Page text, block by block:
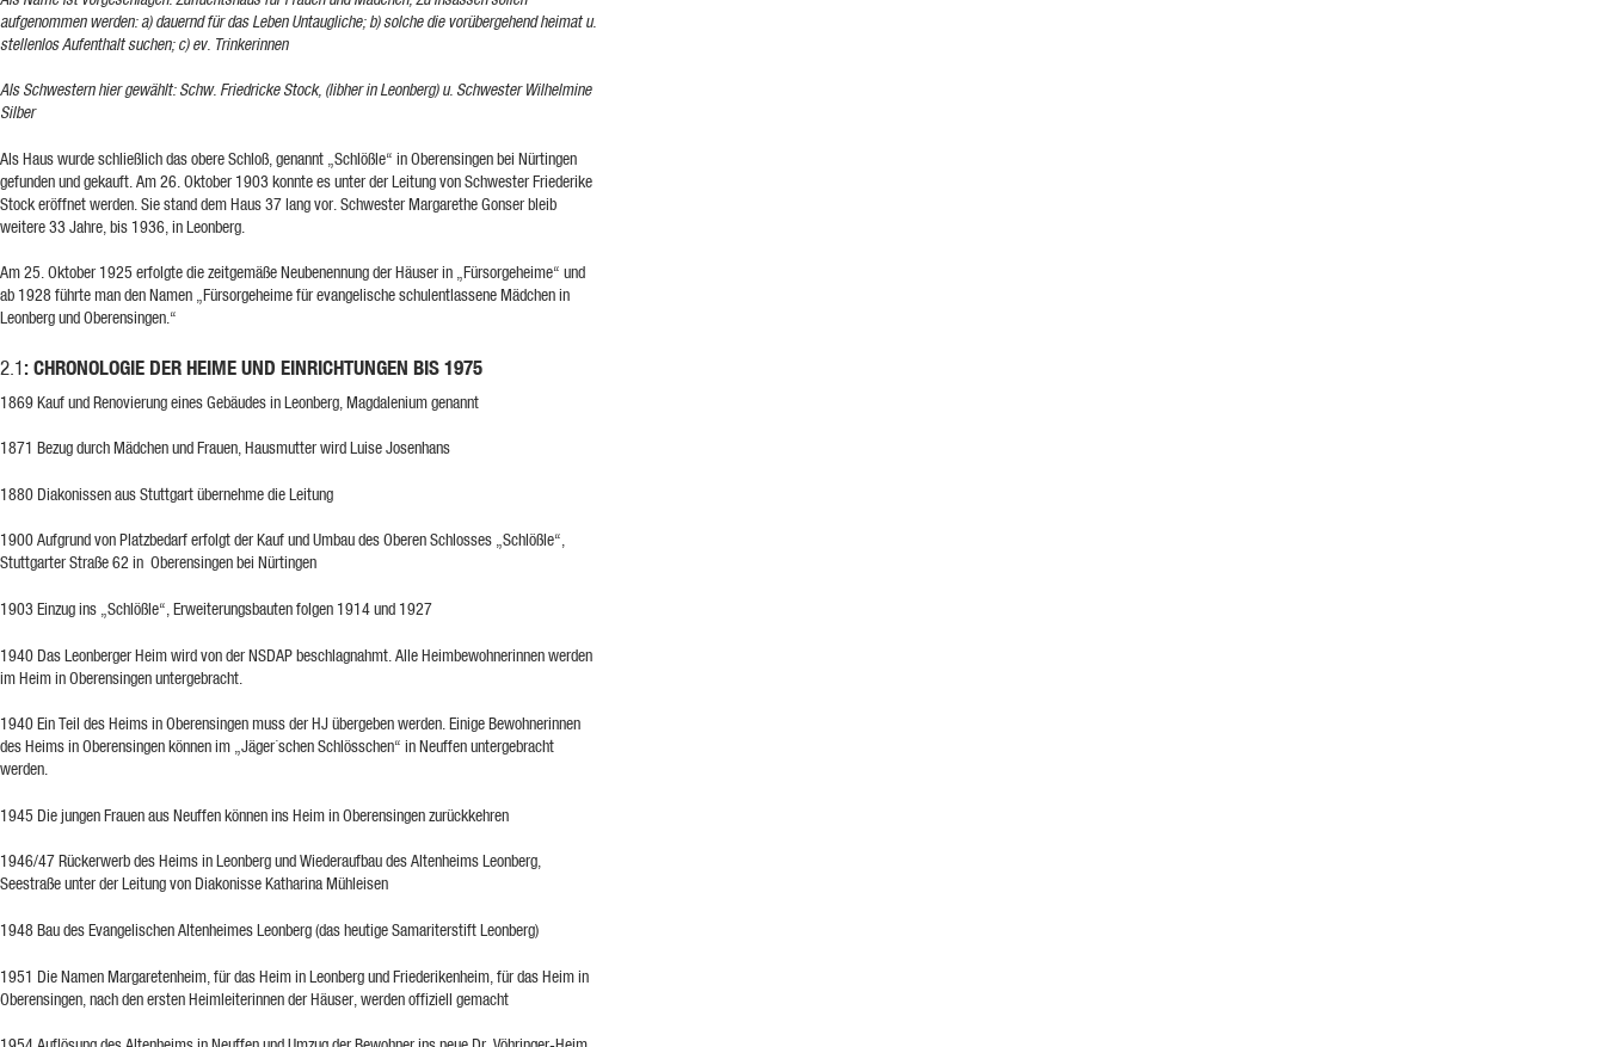
aufgenommen werden: a) dauernd für das Leben Untaugliche; b) solche die vorübergehend heimat u.
stellenlos Aufenthalt suchen; c) ev. Trinkerinnen
Als Schwestern hier gewählt: Schw. Friedricke Stock, (libher in Leonberg) u. Schwester Wilhelmine
Silber
Als Haus wurde schließlich das obere Schloß, genannt „Schlößle“ in Oberensingen bei Nürtingen
gefunden und gekauft. Am 26. Oktober 1903 konnte es unter der Leitung von Schwester Friederike
Stock eröffnet werden. Sie stand dem Haus 37 lang vor. Schwester Margarethe Gonser bleib
weitere 33 Jahre, bis 1936, in Leonberg.
Am 25. Oktober 1925 erfolgte die zeitgemäße Neubenennung der Häuser in „Fürsorgeheime“ und
ab 1928 führte man den Namen „Fürsorgeheime für evangelische schulentlassene Mädchen in
Leonberg und Oberensingen.“
2.1: CHRONOLOGIE DER HEIME UND EINRICHTUNGEN BIS 1975
1869 Kauf und Renovierung eines Gebäudes in Leonberg, Magdalenium genannt
1871 Bezug durch Mädchen und Frauen, Hausmutter wird Luise Josenhans
1880 Diakonissen aus Stuttgart übernehme die Leitung
1900 Aufgrund von Platzbedarf erfolgt der Kauf und Umbau des Oberen Schlosses „Schlößle“,
Stuttgarter Straße 62 in Oberensingen bei Nürtingen
1903 Einzug ins „Schlößle“, Erweiterungsbauten folgen 1914 und 1927
1940 Das Leonberger Heim wird von der NSDAP beschlagnahmt. Alle Heimbewohnerinnen werden
im Heim in Oberensingen untergebracht.
1940 Ein Teil des Heims in Oberensingen muss der HJ übergeben werden. Einige Bewohnerinnen
des Heims in Oberensingen können im „Jäger´schen Schlösschen“ in Neuffen untergebracht
werden.
1945 Die jungen Frauen aus Neuffen können ins Heim in Oberensingen zurückkehren
1946/47 Rückerwerb des Heims in Leonberg und Wiederaufbau des Altenheims Leonberg,
Seestraße unter der Leitung von Diakonisse Katharina Mühleisen
1948 Bau des Evangelischen Altenheimes Leonberg (das heutige Samariterstift Leonberg)
1951 Die Namen Margaretenheim, für das Heim in Leonberg und Friederikenheim, für das Heim in
Oberensingen, nach den ersten Heimleiterinnen der Häuser, werden offiziell gemacht